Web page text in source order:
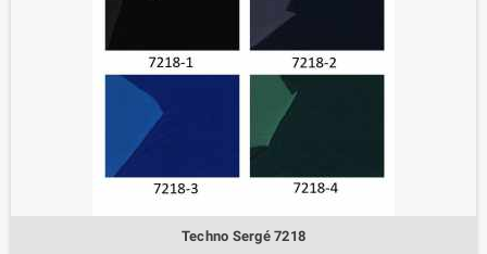
Techno Sergé 7218